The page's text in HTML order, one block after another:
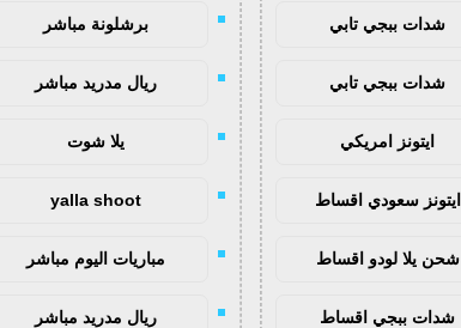
شدات ببجي تابي
شدات ببجي تابي
ايتونز امريكي
ايتونز سعودي اقساط
شحن يلا لودو اقساط
شدات ببجي اقساط
برشلونة مباشر
ريال مدريد مباشر
يلا شوت
yalla shoot
مباريات اليوم مباشر
ريال مدريد مباشر